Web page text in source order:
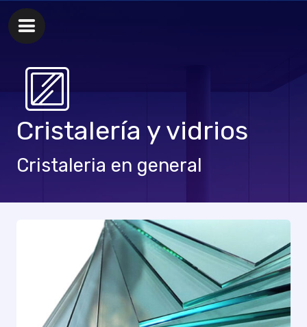
Cristalería y vidrios
Cristaleria en general